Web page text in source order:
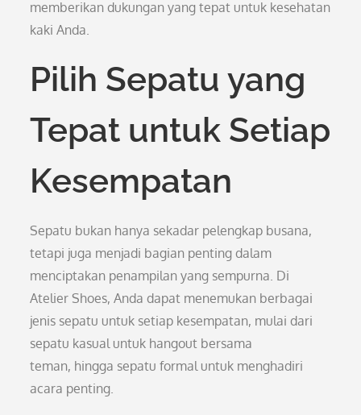
memberikan dukungan yang tepat untuk kesehatan
kaki Anda.
Pilih Sepatu yang
Tepat untuk Setiap
Kesempatan
Sepatu bukan hanya sekadar pelengkap busana,
tetapi juga menjadi bagian penting dalam
menciptakan penampilan yang sempurna. Di
Atelier Shoes, Anda dapat menemukan berbagai
jenis sepatu untuk setiap kesempatan, mulai dari
sepatu kasual untuk hangout bersama
teman, hingga sepatu formal untuk menghadiri
acara penting.